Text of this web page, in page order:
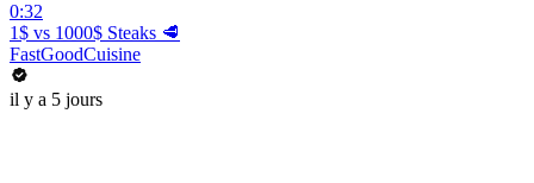
0:32
1$ vs 1000$ Steaks 🥩
FastGoodCuisine
il y a 5 jours